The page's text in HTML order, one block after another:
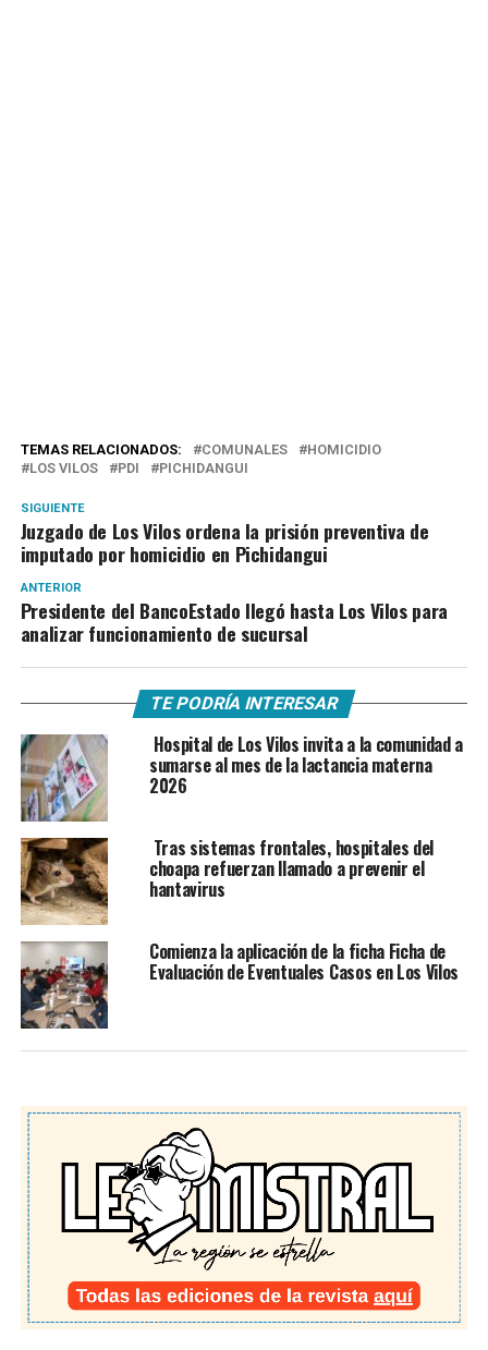
TEMAS RELACIONADOS: COMUNALES
HOMICIDIO
LOS VILOS
PDI PICHIDANGUI
SIGUIENTE
Juzgado de Los Vilos ordena la prisión preventiva de
imputado por homicidio en Pichidangui
ANTERIOR
Presidente del BancoEstado llegó hasta Los Vilos para
analizar funcionamiento de sucursal
TE PODRÍA INTERESAR
Hospital de Los Vilos invita a la comunidad a
sumarse al mes de la lactancia materna
2026
Tras sistemas frontales, hospitales del
choapa refuerzan llamado a prevenir el
hantavirus
Comienza la aplicación de la ficha Ficha de
Evaluación de Eventuales Casos en Los Vilos